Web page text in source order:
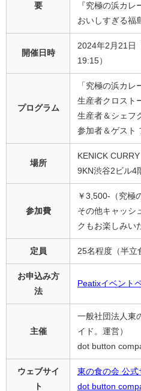
要
『究極の浜カ
おいしすぎる福
開催日時
2024年2月21日
19:15）
プログラム
「究極の浜カレ
生産者クロスト
生産者＆シェフ
参加者＆ゲスト
場所
KENICK
9KN渋谷2ビル4
参加費
￥3,500-（究極
その他キャッシ
クもお楽しみい
定員 25名程度（半立
お申込み方
法
Peatixイベント
主催
一般社団法人東
イド。運営）
dot button
ウェブサイ
ト
東の食の会 公式
dot button